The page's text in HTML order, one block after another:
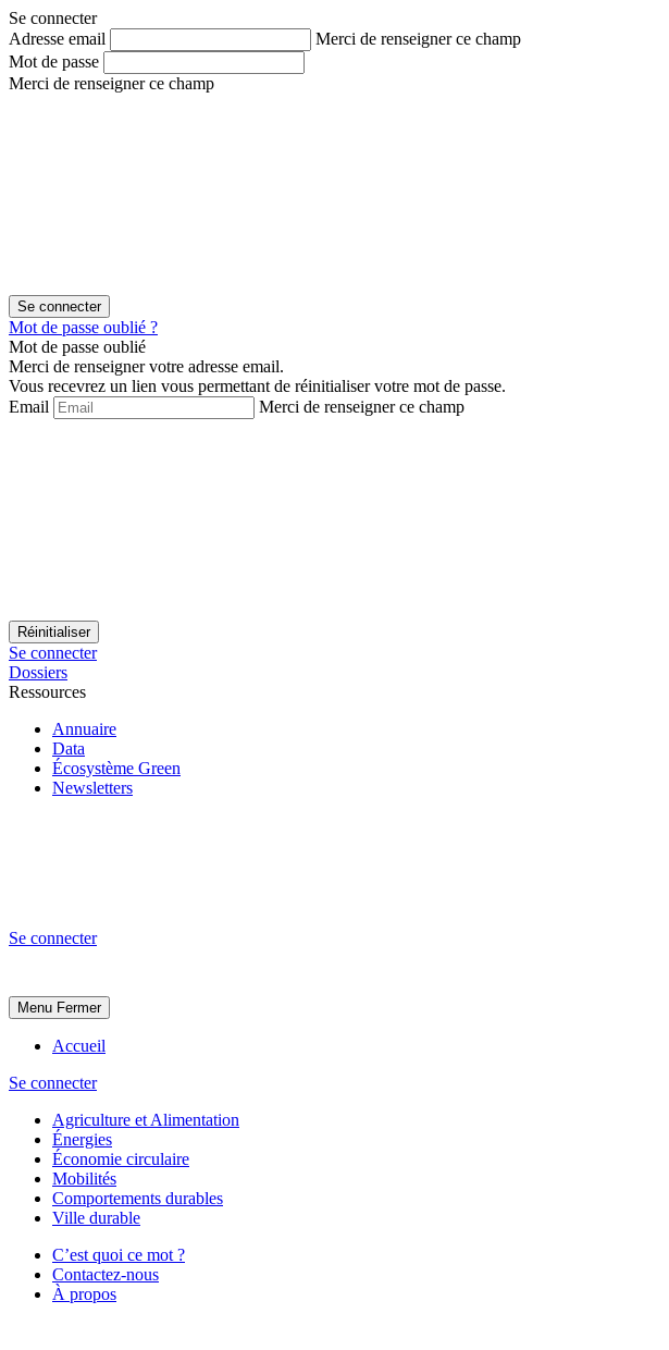
Aller
au
contenu
Aller
au
menu
Se connecter
Adresse email
Merci de renseigner ce champ
Mot de passe
Merci de renseigner ce champ
Mot de passe oublié ?
Mot de passe oublié
Merci de renseigner votre adresse email.
Vous recevrez un lien vous permettant de réinitialiser votre mot de passe.
Email
Merci de renseigner ce champ
Se connecter
Dossiers
Ressources
Annuaire
Data
Écosystème Green
Newsletters
Se connecter
Menu Fermer
Accueil
Se connecter
Agriculture et Alimentation
Énergies
Économie circulaire
Mobilités
Comportements durables
Ville durable
C’est quoi ce mot ?
Contactez-nous
À propos